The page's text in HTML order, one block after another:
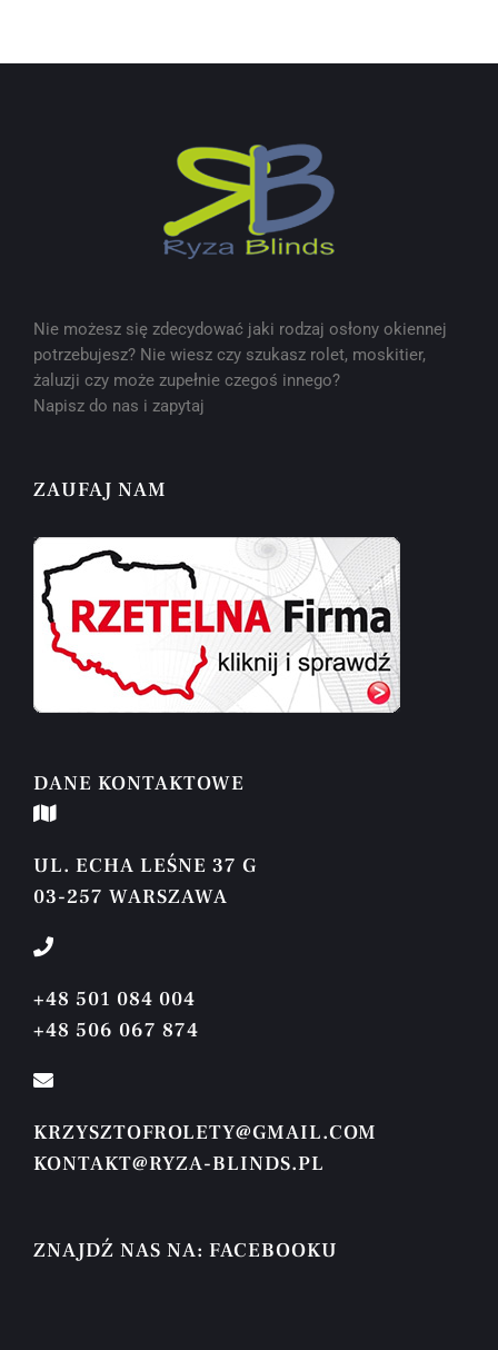
Nie możesz się zdecydować jaki rodzaj osłony okiennej
potrzebujesz? Nie wiesz czy szukasz rolet, moskitier,
żaluzji czy może zupełnie czegoś innego?
Napisz do nas i zapytaj
ZAUFAJ NAM
DANE KONTAKTOWE
UL. ECHA LEŚNE 37 G
03-257 WARSZAWA
+48 501 084 004
+48 506 067 874
KRZYSZTOFROLETY@GMAIL.COM
KONTAKT@RYZA-BLINDS.PL
ZNAJDŹ NAS NA: FACEBOOKU